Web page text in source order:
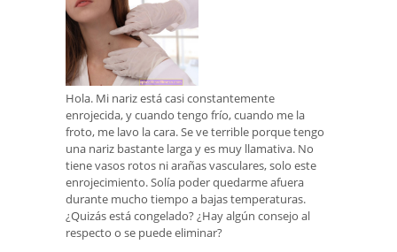
Hola. Mi nariz está casi constantemente
enrojecida, y cuando tengo frío, cuando me la
froto, me lavo la cara. Se ve terrible porque tengo
una nariz bastante larga y es muy llamativa. No
tiene vasos rotos ni arañas vasculares, solo este
enrojecimiento. Solía ​​poder quedarme afuera
durante mucho tiempo a bajas temperaturas.
¿Quizás está congelado? ¿Hay algún consejo al
respecto o se puede eliminar?